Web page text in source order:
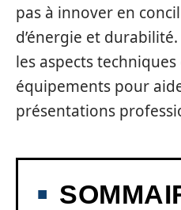
pas à innover en
d’énergie et
les aspects
équipements pour
présentations